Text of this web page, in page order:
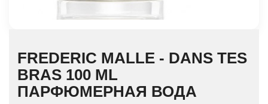
FREDERIC MALLE - DANS TES
BRAS 100 ML
ПАРФЮМЕРНАЯ ВОДА